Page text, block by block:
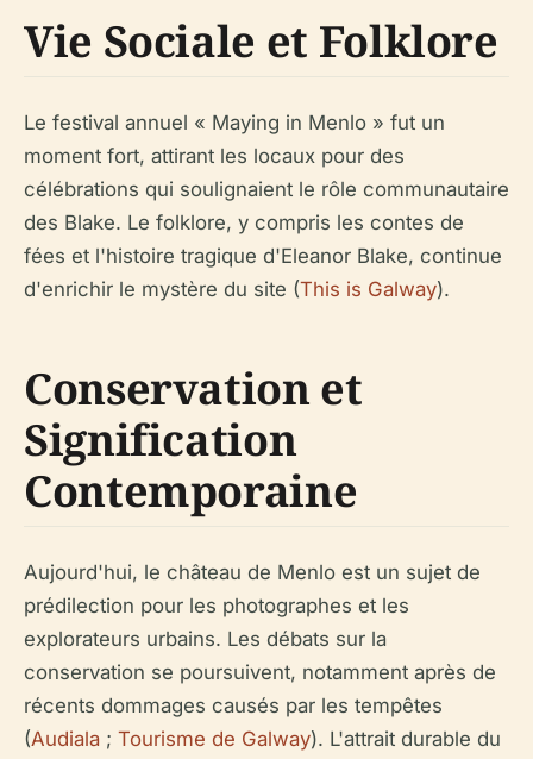
Vie Sociale et Folklore
Le festival annuel « Maying in Menlo » fut un
moment fort, attirant les locaux pour des
célébrations qui soulignaient le rôle communautaire
des Blake. Le folklore, y compris les contes de
fées et l'histoire tragique d'Eleanor Blake, continue
d'enrichir le mystère du site (This is Galway).
Conservation et
Signification
Contemporaine
Aujourd'hui, le château de Menlo est un sujet de
prédilection pour les photographes et les
explorateurs urbains. Les débats sur la
conservation se poursuivent, notamment après de
récents dommages causés par les tempêtes
(Audiala ; Tourisme de Galway). L'attrait durable du